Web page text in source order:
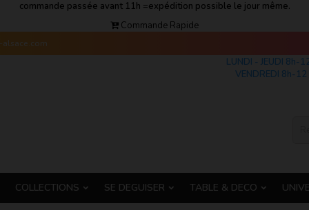
commande passée avant 11h =expédition possible le jour même.
Commande Rapide
LUNDI - JEUDI 8h-
VENDREDI 8h-
COLLECTIONS SE DEGUISER TABLE & DECO